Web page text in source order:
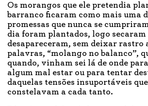
Os morangos que ele pretendia
barranco ficaram como mais uma
promessas que nunca se
dia foram plantados, logo secaram
desapareceram, sem deixar rastro
palavras, “molango no balanco”,
quando, vinham sei lá de onde
algum mal estar ou para tentar
daquelas tensões insuportáveis
constelavam a cada tanto.